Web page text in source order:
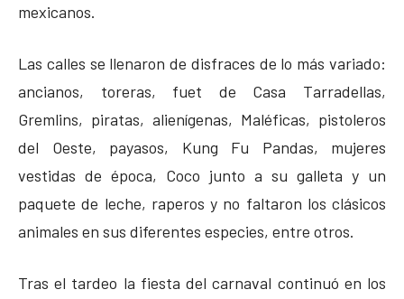
mexicanos.
Las calles se llenaron de disfraces de lo más variado:
ancianos, toreras, fuet de Casa Tarradellas,
Gremlins, piratas, alienígenas, Maléficas, pistoleros
del Oeste, payasos, Kung Fu Pandas, mujeres
vestidas de época, Coco junto a su galleta y un
paquete de leche, raperos y no faltaron los clásicos
animales en sus diferentes especies, entre otros.
Tras el tardeo la fiesta del carnaval continuó en los